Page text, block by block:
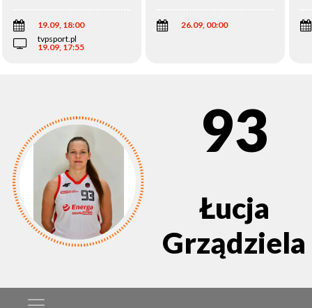
19.09, 18:00
tvpsport.pl
19.09, 17:55
26.09, 00:00
93
Łucja
Grządziela